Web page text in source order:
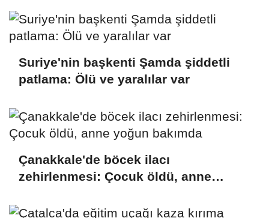
Suriye'nin başkenti Şamda şiddetli
patlama: Ölü ve yaralılar var
Çanakkale'de böcek ilacı
zehirlenmesi: Çocuk öldü, anne